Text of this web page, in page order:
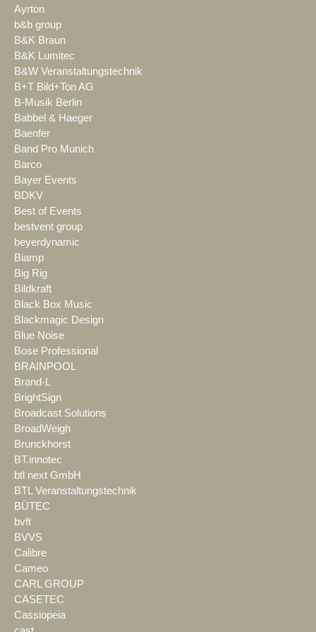
Ayrton
b&b group
B&K Braun
B&K Lumitec
B&W Veranstaltungstechnik
B+T Bild+Ton AG
B-Musik Berlin
Babbel & Haeger
Baenfer
Band Pro Munich
Barco
Bayer Events
BDKV
Best of Events
bestvent group
beyerdynamic
Biamp
Big Rig
Bildkraft
Black Box Music
Blackmagic Design
Blue Noise
Bose Professional
BRAINPOOL
Brand-L
BrightSign
Broadcast Solutions
BroadWeigh
Brunckhorst
BT.innotec
btl next GmbH
BTL Veranstaltungstechnik
BÜTEC
bvft
BVVS
Calibre
Cameo
CARL GROUP
CASETEC
Cassiopeia